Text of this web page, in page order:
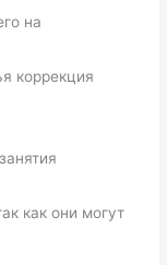
на
коррекция
как они могут